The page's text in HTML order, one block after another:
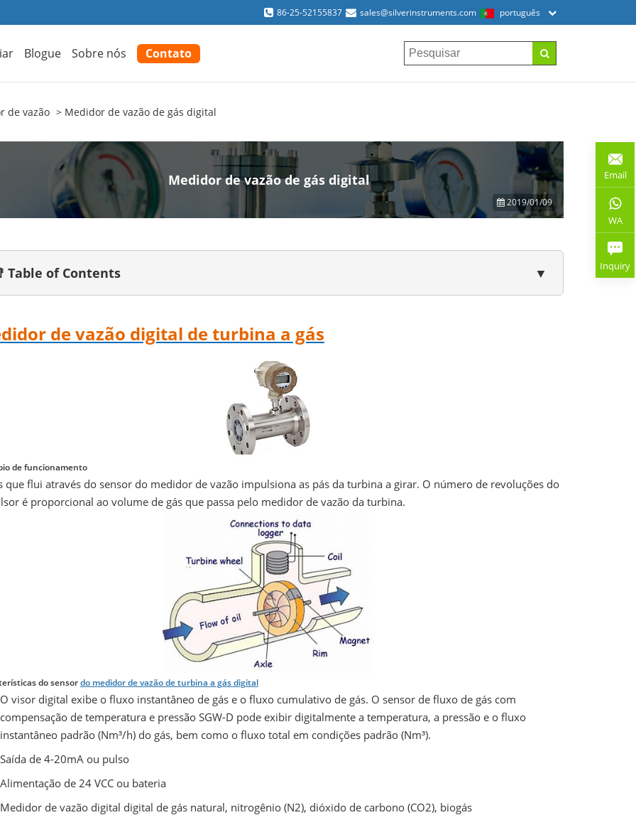
86-25-52155837 sales@silverinstruments.com português
Blogue Sobre nós Contato
de vazão Medidor de vazão de gás digital
Medidor de vazão de gás digital
2019/01/09
Table of Contents ▼
de vazão digital de turbina a gás
de funcionamento
que flui através do sensor do medidor de vazão impulsiona as pás da turbina a girar. O número de revoluções do
é proporcional ao volume de gás que passa pelo medidor de vazão da turbina.
do sensordo medidor de vazão de turbina a gás digital
O visor digital exibe o fluxo instantâneo de gás e o fluxo cumulativo de gás. O sensor de fluxo de gás com
compensação de temperatura e pressão SGW-D pode exibir digitalmente a temperatura, a pressão e o fluxo
instantâneo padrão (Nm³/h) do gás, bem como o fluxo total em condições padrão (Nm³).
Saída de 4-20mA ou pulso
Alimentação de 24 VCC ou bateria
Medidor de vazão digital digital de gás natural, nitrogênio (N2), dióxido de carbono (CO2), biogás
Email
WA
Inquiry